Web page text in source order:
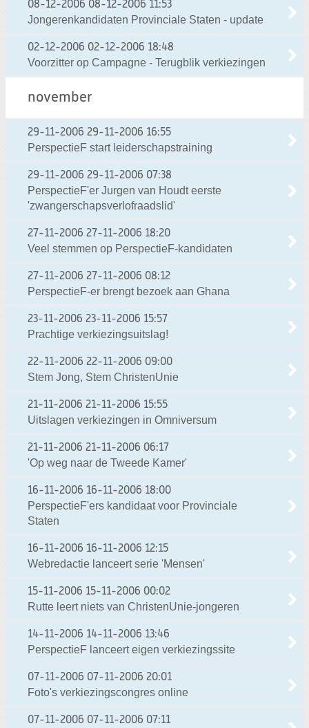
08-12-2006 08-12-2006 11:53
Jongerenkandidaten Provinciale Staten - update
02-12-2006 02-12-2006 18:48
Voorzitter op Campagne - Terugblik verkiezingen
november
29-11-2006 29-11-2006 16:55
PerspectieF start leiderschapstraining
29-11-2006 29-11-2006 07:38
PerspectieF'er Jurgen van Houdt eerste
'zwangerschapsverlofraadslid'
27-11-2006 27-11-2006 18:20
Veel stemmen op PerspectieF-kandidaten
27-11-2006 27-11-2006 08:12
PerspectieF-er brengt bezoek aan Ghana
23-11-2006 23-11-2006 15:57
Prachtige verkiezingsuitslag!
22-11-2006 22-11-2006 09:00
Stem Jong, Stem ChristenUnie
21-11-2006 21-11-2006 15:55
Uitslagen verkiezingen in Omniversum
21-11-2006 21-11-2006 06:17
'Op weg naar de Tweede Kamer'
16-11-2006 16-11-2006 18:00
PerspectieF'ers kandidaat voor Provinciale
Staten
16-11-2006 16-11-2006 12:15
Webredactie lanceert serie 'Mensen'
15-11-2006 15-11-2006 00:02
Rutte leert niets van ChristenUnie-jongeren
14-11-2006 14-11-2006 13:46
PerspectieF lanceert eigen verkiezingssite
07-11-2006 07-11-2006 20:01
Foto's verkiezingscongres online
07-11-2006 07-11-2006 07:11